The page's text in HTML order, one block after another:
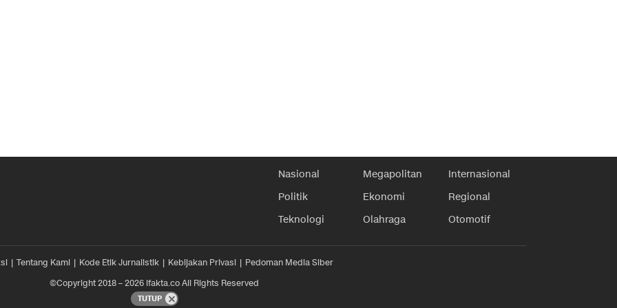
Nasional Megapolitan
Internasional
Politik
Ekonomi
Regional
Teknologi
Olahraga Otomotif
Tentang Kami Kode Etik Jurnalistik Kebijakan Privasi
Pedoman Media Siber
©Copyright 2018 – 2026 ifakta.co All Rights Reserved
TUTUP